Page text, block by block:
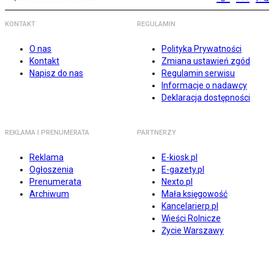
KONTAKT
O nas
Kontakt
Napisz do nas
REGULAMIN
Polityka Prywatności
Zmiana ustawień zgód
Regulamin serwisu
Informacje o nadawcy
Deklaracja dostępności
REKLAMA I PRENUMERATA
Reklama
Ogłoszenia
Prenumerata
Archiwum
PARTNERZY
E-kiosk.pl
E-gazety.pl
Nexto.pl
Mała księgowość
Kancelarierp.pl
Wieści Rolnicze
Życie Warszawy